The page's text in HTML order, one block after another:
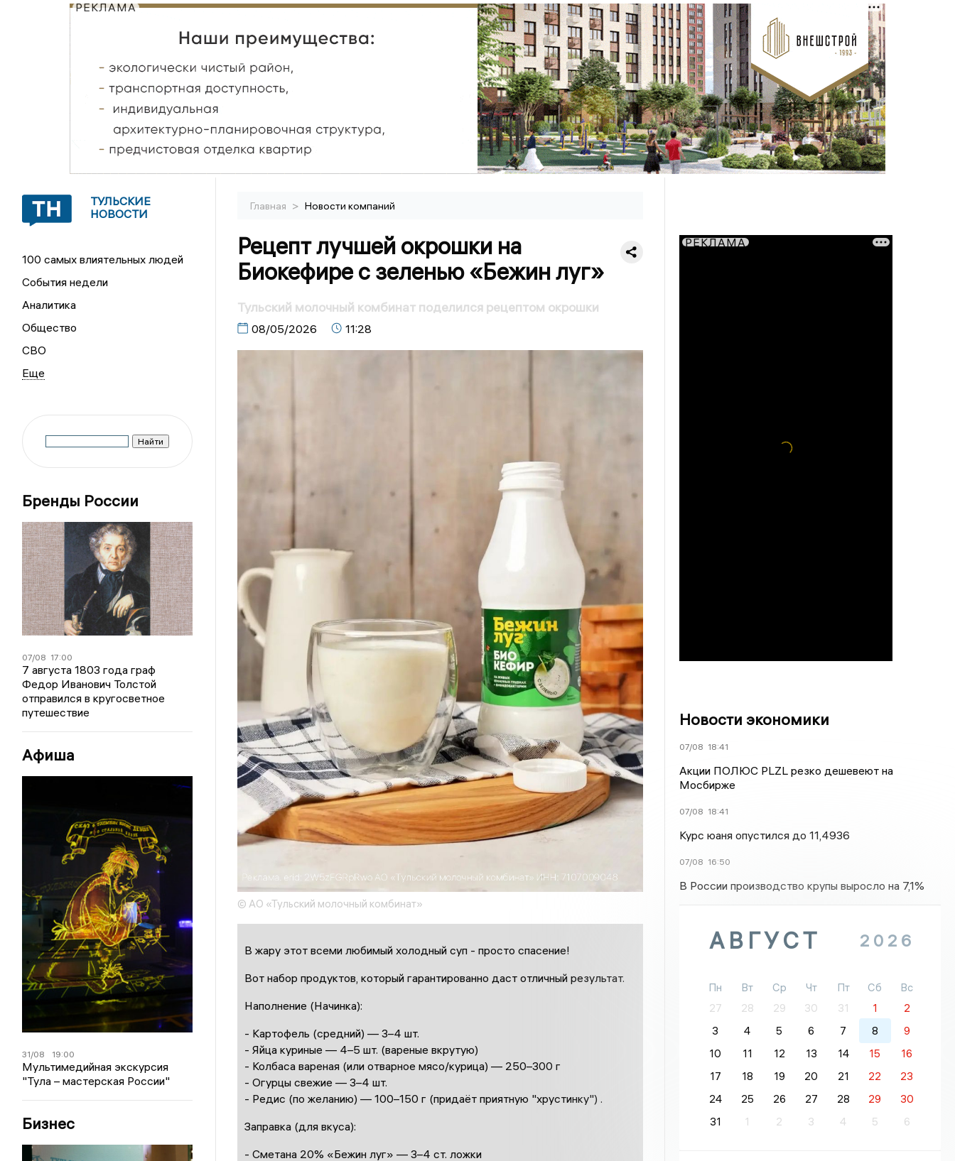
РЕКЛАМА
ТУЛЬСКИЕ
НОВОСТИ
100 самых влиятельных людей
События недели
Аналитика
Общество
СВО
Бренды России
07/08 17:00
7 августа 1803 года граф
Федор Иванович Толстой
отправился в кругосветное
путешествие
Афиша
31/08 19:00
Мультимедийная экскурсия
"Тула – мастерская России"
Бизнес
Главная > Новости компаний
Рецепт лучшей окрошки на
Биокефире с зеленью «Бежин луг»
Тульский молочный комбинат поделился рецептом окрошки
08/05/2026 11:28
© АО «Тульский молочный комбинат»
В жару этот всеми любимый холодный суп - просто спасение!
Вот набор продуктов, который гарантированно даст отличный результат.
Наполнение (Начинка):
- Картофель (средний) — 3–4 шт.
- Яйца куриные — 4–5 шт. (вареные вкрутую)
- Колбаса вареная (или отварное мясо/курица) — 250–300 г
- Огурцы свежие — 3–4 шт.
- Редис (по желанию) — 100–150 г (придаёт приятную "хрустинку") .
Заправка (для вкуса):
- Сметана 20% «Бежин луг» — 3–4 ст. ложки
РЕКЛАМА
Новости экономики
07/08 18:41
Акции ПОЛЮС PLZL резко дешевеют на
Мосбирже
07/08 18:41
Курс юаня опустился до 11,4936
07/08 16:50
В России производство крупы выросло на 7,1%
АВГУСТ 2026
Пн Вт Ср Чт Пт Сб
Вс
27
28 29 30 31 1
2
3
4 5 6 7 8
9
10
11 12 13 14 15
16
17
18 19 20 21 22
23
24
25 26 27 28 29
30
31
1 2 3 4 5 6